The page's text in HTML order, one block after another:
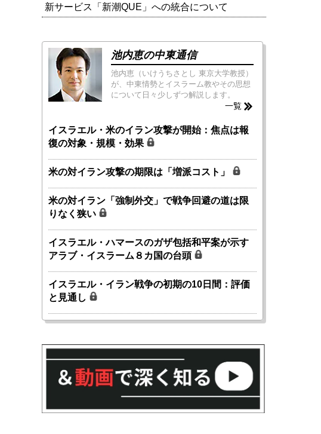
新サービス「新潮QUE」への統合について
池内恵の中東通信
池内恵（いけうちさとし 東京大学教授）
が、中東情勢とイスラーム教やその思想
について日々少しずつ解説します。
一覧
イスラエル・米のイラン攻撃が開始：焦点は報
復の対象・規模・効果
米の対イラン攻撃の期限は「増派コスト」
米の対イラン「強制外交」で戦争回避の道は限
りなく狭い
イスラエル・ハマースのガザ包括和平案が示す
アラブ・イスラーム８カ国の台頭
イスラエル・イラン戦争の初期の10日間：評価
と見通し